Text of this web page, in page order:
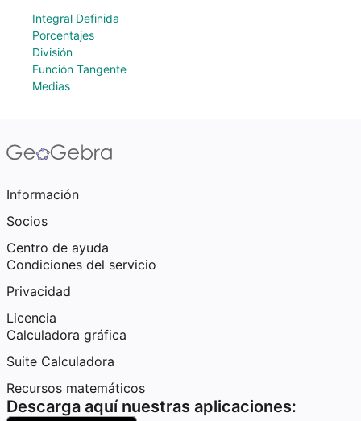
Integral Definida
Porcentajes
División
Función Tangente
Medias
Información
Socios
Centro de ayuda
Condiciones del servicio
Privacidad
Licencia
Calculadora gráfica
Suite Calculadora
Recursos matemáticos
Descarga aquí nuestras aplicaciones: